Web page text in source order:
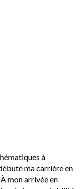
à
ma carrière en
mon arrivée en